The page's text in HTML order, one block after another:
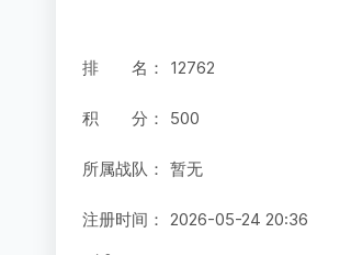
排 名： 12762
积 分： 500
所属战队： 暂无
注册时间： 2026-05-24 20:36